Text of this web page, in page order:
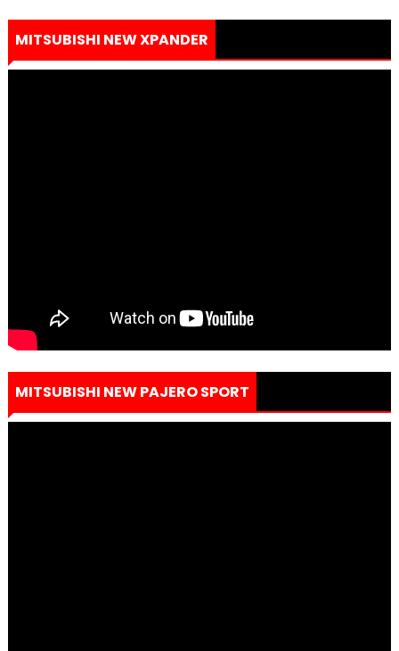
MITSUBISHI NEW XPANDER
MITSUBISHI NEW PAJERO SPORT